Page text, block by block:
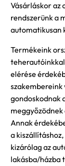
Vásárláskor az
rendszerünk a
automatikusan
Termékeink
elérése
szakembereink
gondoskodnak
Annak
a
kizárólag az
lakásba/házba